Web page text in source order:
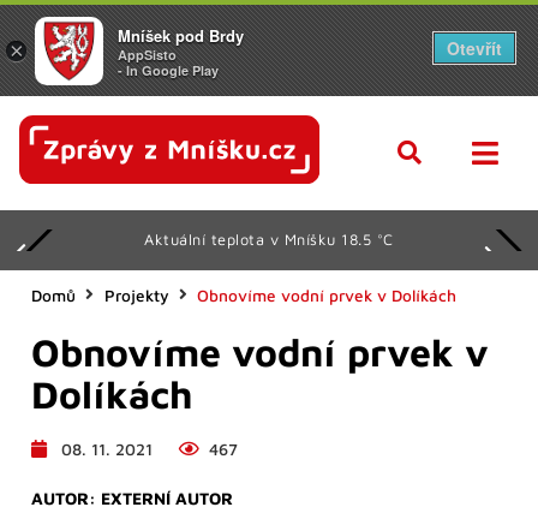
Aktuální teplota v Mníšku 18.5 °C
Domů Projekty Obnovíme vodní prvek v Dolíkách
Obnovíme vodní prvek v
Dolíkách
08. 11. 2021 467
AUTOR: EXTERNÍ AUTOR
×
Mníšek pod Brdy
AppSisto
- In Google Play
Otevřít